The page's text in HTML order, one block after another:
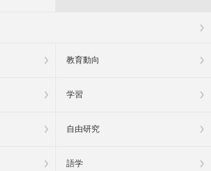
教育動向
学習
自由研究
語学